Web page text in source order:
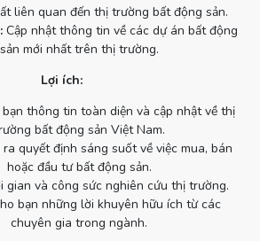
liên quan đến thị trường bất động sản.
Cập nhật thông tin về các dự án bất động
sản mới nhất trên thị trường.
Lợi ích:
thông tin toàn diện và cập nhật về thị
bất động sản Việt Nam.
quyết định sáng suốt về việc mua, bán
hoặc đầu tư bất động sản.
gian và công sức nghiên cứu thị trường.
bạn những lời khuyên hữu ích từ các
chuyên gia trong ngành.